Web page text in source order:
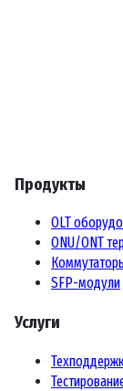
Продукты
OLT
ONU/ONT
SFP-модули
Услуги